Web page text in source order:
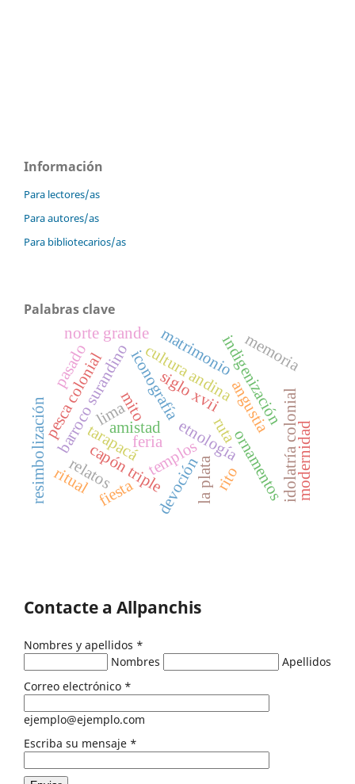
Información
Para lectores/as
Para autores/as
Para bibliotecarios/as
Palabras clave
etnología
amistad
mito
cultura andina
angustia
ruta
templos
iconografía
ornamentos
barroco surandino idolatría colonial
capón triple
lima
la plata
siglo xvii
pesca colonial
tarapacá
indigenización
resimbolización
matrimonio
devoción
norte grande
relatos modernidad
pasado
fiesta
feria
ritual rito
memoria
Contacte a Allpanchis
Nombres y apellidos *
Nombres
Apellidos
Correo electrónico *
ejemplo@ejemplo.com
Escriba su mensaje *